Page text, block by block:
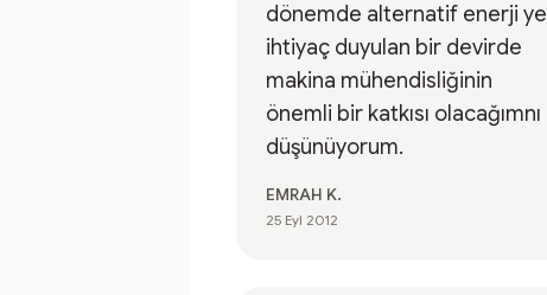
dönemde alternatif enerji ye
ihtiyaç duyulan bir devirde
makina mühendisliğinin
önemli bir katkısı olacağımnı
düşünüyorum.
EMRAH K.
25 Eyl 2012